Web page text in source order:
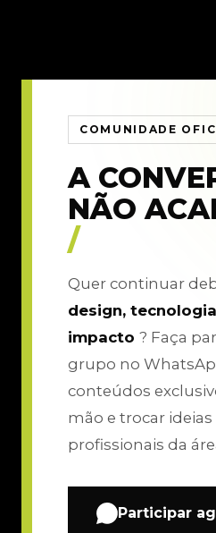
COMUNIDADE
A
NÃO
/
Quer continuar
design,
impacto ? Faça
grupo no
conteúdos
mão e trocar
profissionais da
Participar